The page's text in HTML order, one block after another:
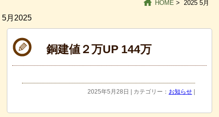
HOME > 2025 5月
5月2025
銅建値２万UP 144万
2025年5月28日 | カテゴリー： お知らせ|